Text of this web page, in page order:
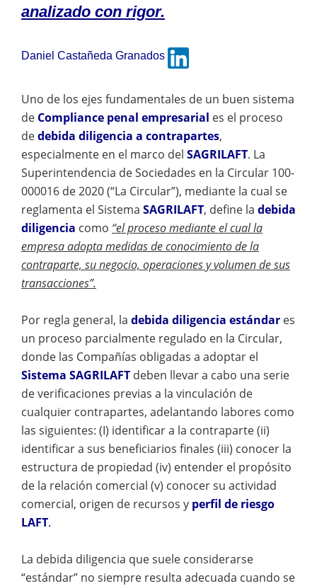
analizado con rigor.
Daniel Castañeda Granados
Uno de los ejes fundamentales de un buen sistema
de Compliance penal empresarial es el proceso
dedebida diligencia a contrapartes,
especialmente en el marco del SAGRILAFT. La
Superintendencia de Sociedades en la Circular 100-
000016 de 2020 (“La Circular”), mediante la cual se
reglamenta el Sistema SAGRILAFT, define la debida
diligencia como “el proceso mediante el cual la
empresa adopta medidas de conocimiento de la
contraparte, su negocio, operaciones y volumen de sus
transacciones”.
Por regla general, la debida diligencia estándar es
un proceso parcialmente regulado en la Circular,
donde las Compañías obligadas a adoptar el
Sistema SAGRILAFT deben llevar a cabo una serie
de verificaciones previas a la vinculación de
cualquier contrapartes, adelantando labores como
las siguientes: (I) identificar a la contraparte (ii)
identificar a sus beneficiarios finales (iii) conocer la
estructura de propiedad (iv) entender el propósito
de la relación comercial (v) conocer su actividad
comercial, origen de recursos y perfil de riesgo
LAFT.
La debida diligencia que suele considerarse
“estándar” no siempre resulta adecuada cuando se